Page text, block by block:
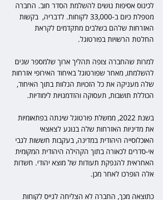
לכינוס אסיפות נושים להשלמת הסדר חוב. החברה
מטפלת כיום ב-33,000 לקוחות. לדבריה,  בקשות
האזרחות שלהם בשלבים מתקדמים לקראת
החלטת הרשויות בפורטוגל.
למרות שהחברה צופה תהליך ארוך שלמספר שנים
להשלמתו, מאחר שפורטוגל באיחוד האירופי אזרחות
שלה מעניקה את כל הזכויות הנלוות בתוך האיחוד,
הכוללת תושבות, תעסוקה והזדמנויות לימודיות.
בשנת 2022, ממשלת פורטוגל שינתה בפתאומיות
את מדיניות האזרחות שלה בנוגע לצאצאי
האוכלוסייה היהודית במדינה, בעקבות חששות לגבי
אי-סדרים לכאורה בתוך הקהילה היהודית המקומית
האחראית להנפקת תעודות של מוצא יהודי. חשדות
אלה הופרכו לאחר מכן.
כתוצאה מכך, החברה לא הצליחה לגייס לקוחות